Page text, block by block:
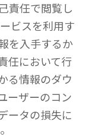
責任で閲覧し
ビスを利用す
を入手するか
任において行
る情報のダウ
ーザーのコン
ータの損失に